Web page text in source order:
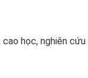
học, nghiên